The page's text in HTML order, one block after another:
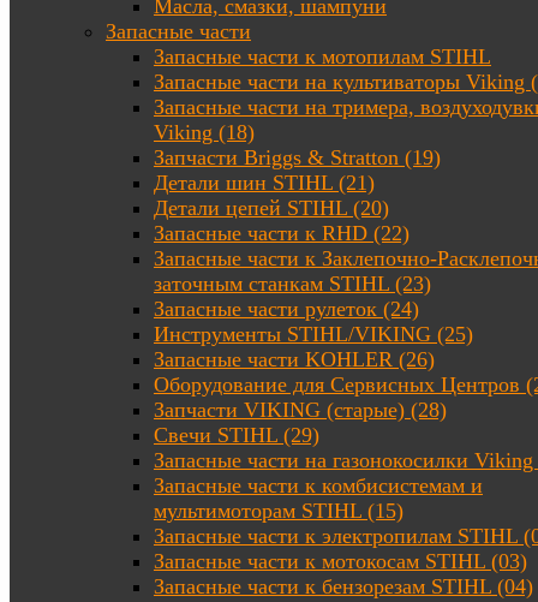
Масла, смазки, шампуни
Запасные части
Запасные части к мотопилам STIHL
Запасные части на культиваторы Viking
Запасные части на тримера,
Viking (18)
Запчасти Briggs & Stratton (19)
Детали шин STIHL (21)
Детали цепей STIHL (20)
Запасные части к RHD (22)
Запасные части к Заклепочно-
заточным станкам STIHL (23)
Запасные части рулеток (24)
Инструменты STIHL/VIKING (25)
Запасные части KOHLER (26)
Оборудование для Сервисных Центров
Запчасти VIKING (старые) (28)
Свечи STIHL (29)
Запасные части на газонокосилки
Запасные части к комбисистемам и
мультимоторам STIHL (15)
Запасные части к электропилам STIHL
Запасные части к мотокосам STIHL (03)
Запасные части к бензорезам STIHL (04)